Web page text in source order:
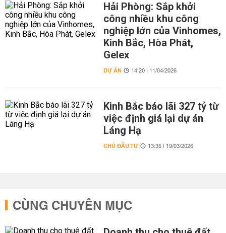
Hải Phòng: Sắp khởi
công nhiều khu công
nghiệp lớn của Vinhomes,
Kinh Bắc, Hòa Phát,
Gelex
DỰ ÁN 14:20 | 11/04/2026
Kinh Bắc báo lãi 327 tỷ từ
việc định giá lại dự án
Láng Hạ
CHỦ ĐẦU TƯ 13:35 | 19/03/2026
CÙNG CHUYÊN MỤC